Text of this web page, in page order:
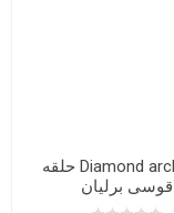
Diamond arch ring حلقه
قوسی برلیان